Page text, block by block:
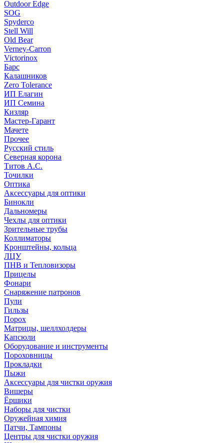
Outdoor Edge
SOG
Spyderco
Stell Will
Old Bear
Verney-Carron
Victorinox
Барс
Калашников
Zero Tolerance
ИП Елагин
ИП Семина
Кизляр
Мастер-Гарант
Мачете
Прочее
Русский стиль
Северная корона
Титов А.С.
Точилки
Оптика
Аксессуары для оптики
Бинокли
Дальномеры
Чехлы для оптики
Зрительные трубы
Коллиматоры
Кронштейны, кольца
ЛЦУ
ПНВ и Тепловизоры
Прицелы
Фонари
Снаряжение патронов
Пули
Гильзы
Порох
Матрицы, шеллхолдеры
Капсюли
Оборудование и инструменты
Пороховницы
Прокладки
Пыжи
Аксессуары для чистки оружия
Вишеры
Ёршики
Наборы для чистки
Оружейная химия
Патчи, Тампоны
Центры для чистки оружия